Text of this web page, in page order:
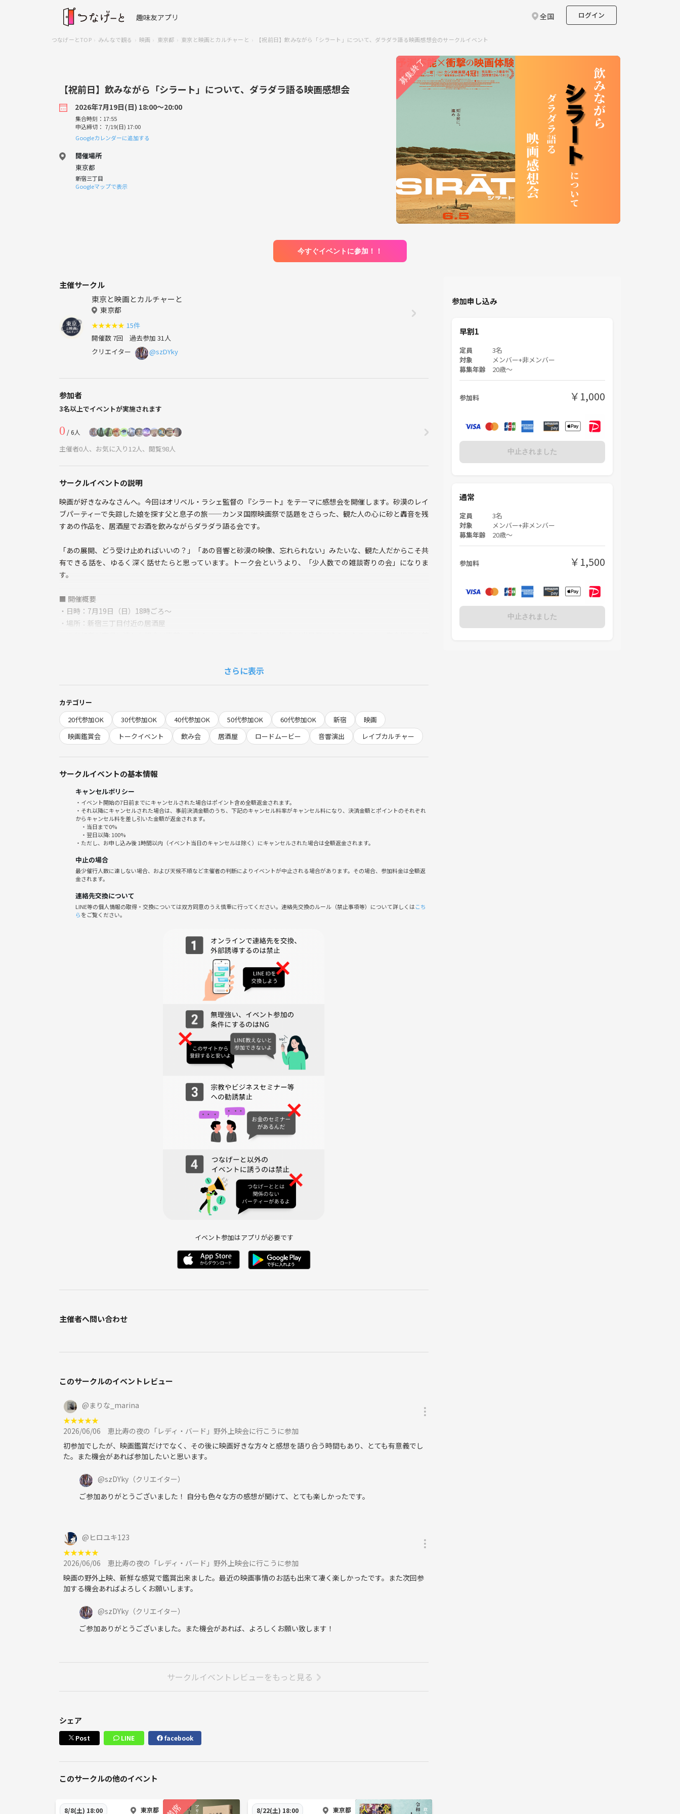
趣味友アプリ 全国 ログイン
つなげーとTOP みんなで観る 映画 東京都 東京と映画とカルチャーと 【祝前日】飲みながら「シラート」について、ダラダラ語る映画感想会のサークルイベント
【祝前日】飲みながら「シラート」について、ダラダラ語る映画感想会
2026年7月19日(日) 18:00〜20:00
集合時刻：17:55
申込締切： 7/19(日) 17:00
Googleカレンダーに追加する
開催場所
東京都
新宿三丁目
Googleマップで表示
今すぐイベントに参加！！
主催サークル
東京と映画とカルチャーと
東京都
★★★★★ 15件
開催数 7回 過去参加 31人
クリエイター
@szDYky
参加者
3名以上でイベントが実施されます
0 / 6人
主催者0人、お気に入り12人、閲覧98人
サークルイベントの説明
映画が好きなみなさんへ。今回はオリベル・ラシェ監督の『シラート』をテーマに感想会を開催します。砂漠のレイ
ブパーティーで失踪した娘を探す父と息子の旅——カンヌ国際映画祭で話題をさらった、観た人の心に砂と轟音を残
すあの作品を、居酒屋でお酒を飲みながらダラダラ語る会です。
「あの展開、どう受け止めればいいの？」「あの音響と砂漠の映像、忘れられない」みたいな、観た人だからこそ共
有できる話を、ゆるく深く話せたらと思っています。トーク会というより、「少人数での雑談寄りの会」になりま
す。
■ 開催概要
・日時：7月19日（日）18時ごろ〜
・場所：新宿三丁目付近の居酒屋
・映画『シラート』を鑑賞済みの方
■ この会でやりたいこと
・鑑賞後の感想をゆるく共有する
・ルイスとエステバン、父子の旅の描かれ方について語る
・印象に残ったシーンや音、ラストの解釈を振り返る
・「シラート＝天国と地獄に架かる細い橋」というタイトルの意味を話す
■ こんな方におすすめ
・『シラート』を観て、誰かと話さずにいられなくなった方
・あのラストにもやもやしていて、解釈を聞きたい／話したい方
・レイブカルチャーや音響演出、ロードムービーが好きな方
・お酒を飲みながらゆるく語りたい方
■ 事前のお願い
・食物アレルギー、苦手な食材、ベジタリアン／ハラルなどの食事制限がある方は、お店選びの参考にしますので、
事前に主催まで個別メッセージをお願いします。
・勧誘、営業、ナンパ目的での参加はご遠慮ください
・他の参加者が不快に感じる言動はお控えください
・当日は人数が流動的な場合があるため、席の確保にご協力ください
居酒屋の灯りの下で、あの砂漠の轟音の余韻をダラダラ語りましょう。ご参加お待ちしています。
さらに表示
カテゴリー
20代参加OK
30代参加OK 40代参加OK 50代参加OK 60代参加OK 新宿
映画
映画鑑賞会
トークイベント 飲み会 居酒屋 ロードムービー 音響演出 レイブカルチャー
サークルイベントの基本情報
キャンセルポリシー
・イベント開始の7日前までにキャンセルされた場合はポイント含め全額返金されます。
・それ以降にキャンセルされた場合は、事前決済金額のうち、下記のキャンセル料率がキャンセル料になり、決済金額とポイントのそれぞれ
からキャンセル料を差し引いた金額が返金されます。
・当日まで0%
・翌日以降: 100%
・ただし、お申し込み後 1時間以内（イベント当日のキャンセルは除く）にキャンセルされた場合は全額返金されます。
中止の場合
最少催行人数に達しない場合、および天候不順など主催者の判断によりイベントが中止される場合があります。その場合、参加料金は全額返
金されます。
連絡先交換について
LINE等の個人情報の取得・交換については双方同意のうえ慎重に行ってください。連絡先交換のルール（禁止事項等）について詳しくはこち
らをご覧ください。
イベント参加はアプリが必要です
主催者へ問い合わせ
このサークルのイベントレビュー
@まりな_marina
★★★★★
2026/06/06
恵比寿の夜の「レディ・バード」野外上映会に行こうに参加
初参加でしたが、映画鑑賞だけでなく、その後に映画好きな方々と感想を語り合う時間もあり、とても有意義でし
た。また機会があれば参加したいと思います。
@szDYky （クリエイター）
ご参加ありがとうございました！ 自分も色々な方の感想が聞けて、とても楽しかったです。
@ ヒロユキ123
★★★★★
2026/06/06
恵比寿の夜の「レディ・バード」野外上映会に行こうに参加
映画の野外上映、新鮮な感覚で鑑賞出来ました。最近の映画事情のお話も出来て凄く楽しかったです。また次回参
加する機会あればよろしくお願いします。
@szDYky （クリエイター）
ご参加ありがとうございました。また機会があれば、よろしくお願い致します！
サークルイベントレビューをもっと見る
シェア
Post LINE facebook
このサークルの他のイベント
8/8(土) 18:00 東京都 8/22(土) 18:00 東京都
参加申し込み
早割1
定員 3名
対象 メンバー+非メンバー
募集年齢 20歳〜
参加料 ￥1,000
中止されました
通常
定員 3名
対象
メンバー+非メンバー
募集年齢 20歳〜
参加料 ￥1,500
中止されました